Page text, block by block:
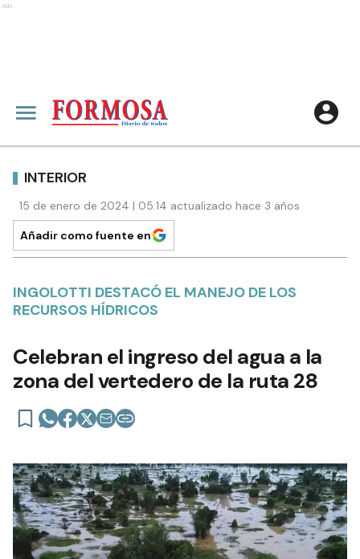
Ads
INTERIOR
15 de enero de 2024 | 05:14 actualizado hace 3 años
Añadir como fuente en
INGOLOTTI DESTACÓ EL MANEJO DE LOS
RECURSOS HÍDRICOS
Celebran el ingreso del agua a la
zona del vertedero de la ruta 28